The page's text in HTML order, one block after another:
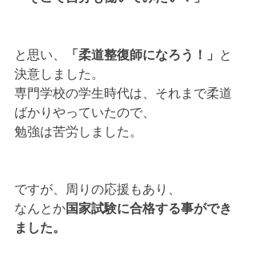
と思い、 「柔道整復師になろう！」
と
決意しました。
専門学校の学生時代は、それまで柔道
ばかりやっていたので、
勉強は苦労しました。
ですが、周りの応援もあり、
なんとか国家試験に合格する事ができ
ました。